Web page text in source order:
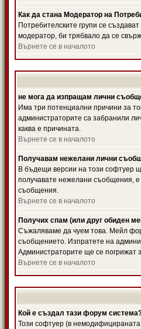
Как да стана Модератор на
Потребителските групи се
модератор, би трябвало да се
Върнете се в началото
не мога да изпращам лични
Има три потенциални причини за
администраторите са забранили
каква е причината.
Върнете се в началото
Получавам нежелани лични
В бъдещи версии на този софтуер
получавате нежелани съобщения,
съобщения.
Върнете се в началото
Получих спам (или друг обиден
Съжаляваме да чуем това. Мейл
съобщението. Изпратете на
Администраторите ще се погрижат
Върнете се в началото
Кой е създал тази форум
Този софтуер (в